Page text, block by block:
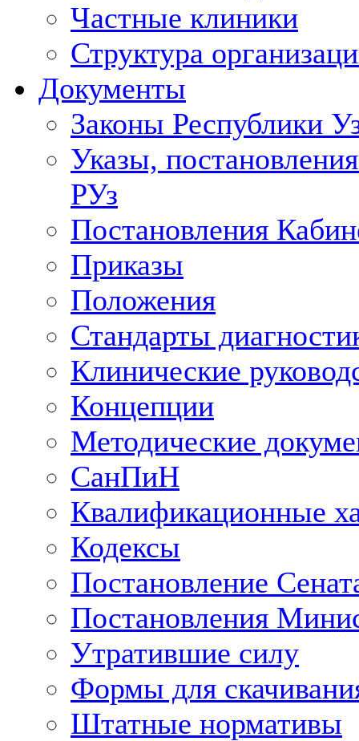
Частные клиники
Структура
Документы
Законы Республики
Указы,
РУз
Постановления
Приказы
Положения
Стандарты
Клинические
Концепции
Методические
СанПиН
Квалификационные
Кодексы
Постановление
Постановления
Утратившие силу
Формы для
Штатные нормативы